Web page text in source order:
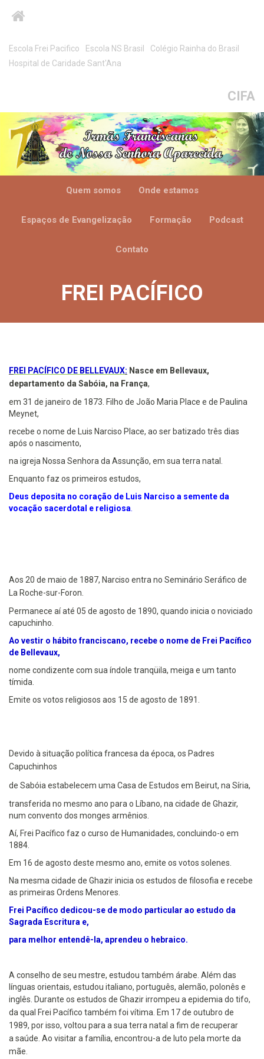
Escola Frei Pacifico Escola NS Brasil
Colégio Rainha do Brasil
Hospital de Caridade Sant'Ana
CIFA
Quem somos Onde estamos
Espaços de Evangelização Formação Podcast
Contato
FREI PACÍFICO
FREI PACÍFICO DE BELLEVAUX: Nasce em Bellevaux,
departamento da Sabóia, na França,
em 31 de janeiro de 1873. Filho de João Maria Place e de Paulina
Meynet,
recebe o nome de Luis Narciso Place, ao ser batizado três dias
após o nascimento,
na igreja Nossa Senhora da Assunção, em sua terra natal.
Enquanto faz os primeiros estudos,
Deus deposita no coração de Luis Narciso a semente da
vocação sacerdotal e religiosa
Aos 20 de maio de 1887, Narciso entra no Seminário Seráfico de
La Roche-sur-Foron.
Permanece aí até 05 de agosto de 1890, quando inicia o noviciado
capuchinho.
Ao vestir o hábito franciscano, recebe o nome de Frei Pacífico
de Bellevaux,
nome condizente com sua índole tranqüila, meiga e um tanto
tímida.
Emite os votos religiosos aos 15 de agosto de 1891.
Devido à situação política francesa da época, os Padres
Capuchinhos
de Sabóia estabelecem uma Casa de Estudos em Beirut, na Síria,
transferida no mesmo ano para o Líbano, na cidade de Ghazir,
num convento dos monges armênios.
Aí, Frei Pacífico faz o curso de Humanidades, concluindo-o em
1884.
Em 16 de agosto deste mesmo ano, emite os votos solenes.
Na mesma cidade de Ghazir inicia os estudos de filosofia e recebe
as primeiras Ordens Menores.
Frei Pacífico dedicou-se de modo particular ao estudo da
Sagrada Escritura e,
para melhor entendê-la, aprendeu o hebraico.
A conselho de seu mestre, estudou também árabe. Além das
línguas orientais, estudou italiano, português, alemão, polonês e
inglês. Durante os estudos de Ghazir irrompeu a epidemia do tifo,
da qual Frei Pacífico também foi vítima. Em 17 de outubro de
1989, por isso, voltou para a sua terra natal a fim de recuperar
a saúde. Ao visitar a família, encontrou-a de luto pela morte da
mãe.